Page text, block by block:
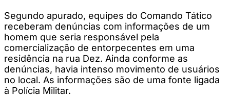
Segundo apurado, equipes do Comando Tático
receberam denúncias com informações de um
homem que seria responsável pela
comercialização de entorpecentes em uma
residência na rua Dez. Ainda conforme as
denúncias, havia intenso movimento de usuários
no local. As informações são de uma fonte ligada
à Polícia Militar.